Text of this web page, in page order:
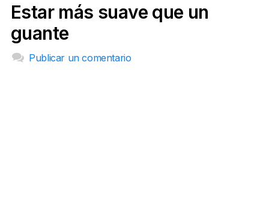
Estar más suave que un
guante
Publicar un comentario